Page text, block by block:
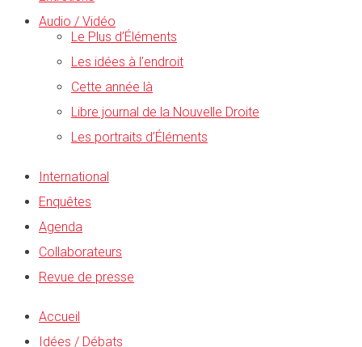
Audio / Vidéo
Le Plus d’Éléments
Les idées à l’endroit
Cette année là
Libre journal de la Nouvelle Droite
Les portraits d’Éléments
International
Enquêtes
Agenda
Collaborateurs
Revue de presse
Accueil
Idées / Débats